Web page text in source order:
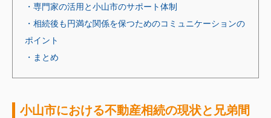
・専門家の活用と小山市のサポート体制
・相続後も円満な関係を保つためのコミュニケーションの
ポイント
・まとめ
小山市における不動産相続の現状と兄弟間